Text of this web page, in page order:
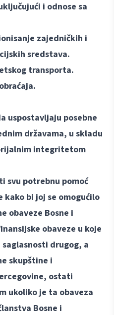
i odnose sa
zajedničkih i
sredstava.
transporta.
uspostavljaju posebne
državama, u skladu
integritetom
svu potrebnu pomoć
kako bi joj se omogućilo
obaveze Bosne i
obaveze u koje
drugog, a
skupštine i
ostati
ukoliko je ta obaveza
Bosne i